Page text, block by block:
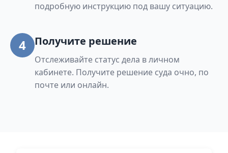
подробную инструкцию под вашу ситуацию.
4 Получите решение
Отслеживайте статус дела в личном
кабинете. Получите решение суда очно, по
почте или онлайн.